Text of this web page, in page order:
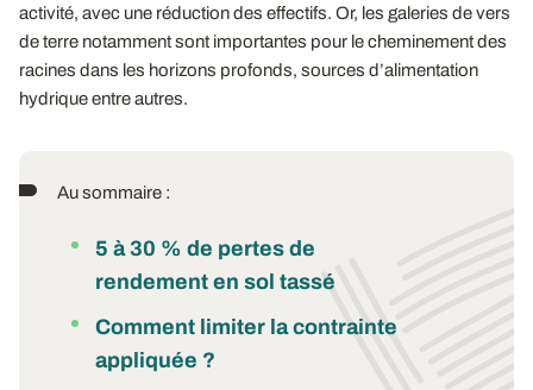
activité, avec une réduction des effectifs. Or, les galeries de vers
de terre notamment sont importantes pour le cheminement des
racines dans les horizons profonds, sources d’alimentation
hydrique entre autres.
Au sommaire :
5 à 30 % de pertes de
rendement en sol tassé
Comment limiter la contrainte
appliquée ?